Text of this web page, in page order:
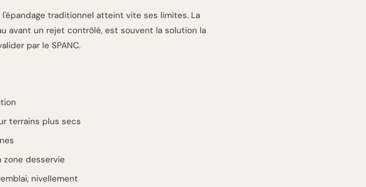
traditionnel atteint vite ses limites. La
avant un rejet contrôlé, est souvent la solution la
par le SPANC.
terrains plus secs
desservie
nivellement